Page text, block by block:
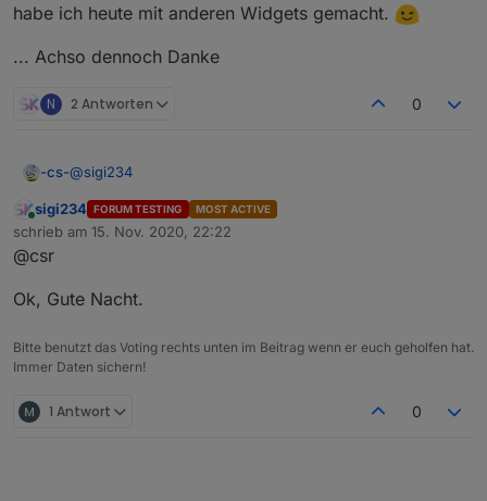
???
dass ich es mind. 5x machte.
habe ich heute mit anderen Widgets gemacht.
... Achso dennoch Danke
N 2 Antworten 0
-cs-@sigi234
Nö, aber ein Bett in das ich jetzt muss
Morgen muss wieder Kohle für diese Spielereien
... Achso dennoch Danke
Online
sigi234 FORUM TESTING MOST ACTIVE
schrieb am 15. Nov. 2020, 22:22
zuletzt editiert von
@csr
Ok, Gute Nacht.
Bitte benutzt das Voting rechts unten im Beitrag wenn er euch geholfen hat.
Immer Daten sichern!
1 Antwort 0